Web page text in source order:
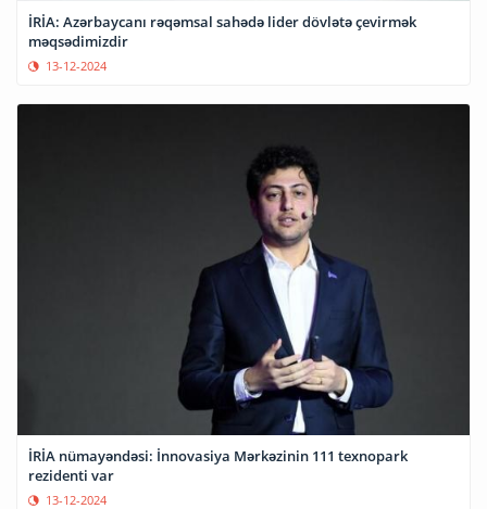
İRİA: Azərbaycanı rəqəmsal sahədə lider dövlətə çevirmək
məqsədimizdir
13-12-2024
İRİA nümayəndəsi: İnnovasiya Mərkəzinin 111 texnopark
rezidenti var
13-12-2024